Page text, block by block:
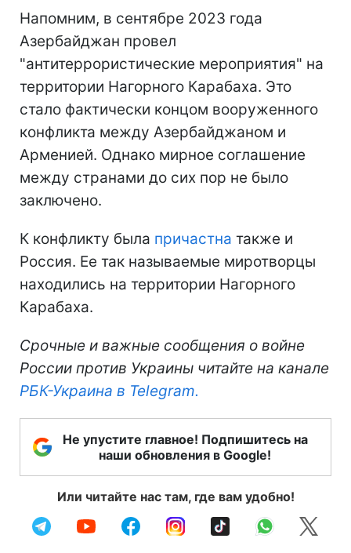
Напомним, в сентябре 2023 года
Азербайджан провел
"антитеррористические мероприятия" на
территории Нагорного Карабаха. Это
стало фактически концом вооруженного
конфликта между Азербайджаном и
Арменией. Однако мирное соглашение
между странами до сих пор не было
заключено.
К конфликту была причастна также и
Россия. Ее так называемые миротворцы
находились на территории Нагорного
Карабаха.
Срочные и важные сообщения о войне
России против Украины читайте на канале
РБК-Украина в Telegram.
Не упустите главное! Подпишитесь на
наши обновления в Google!
Или читайте нас там, где вам удобно!